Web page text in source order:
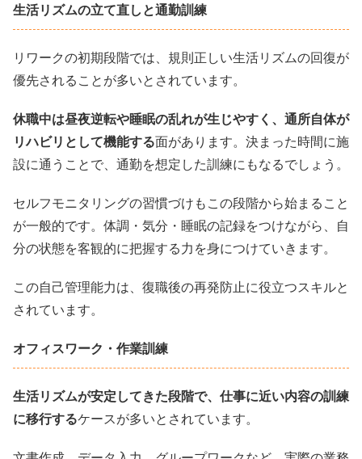
生活リズムの立て直しと通勤訓練
リワークの初期段階では、規則正しい生活リズムの回復が
優先されることが多いとされています。
休職中は昼夜逆転や睡眠の乱れが生じやすく、通所自体が
リハビリとして機能する面があります。決まった時間に施
設に通うことで、通勤を想定した訓練にもなるでしょう。
セルフモニタリングの習慣づけもこの段階から始まること
が一般的です。体調・気分・睡眠の記録をつけながら、自
分の状態を客観的に把握する力を身につけていきます。
この自己管理能力は、復職後の再発防止に役立つスキルと
されています。
オフィスワーク・作業訓練
生活リズムが安定してきた段階で、仕事に近い内容の訓練
に移行するケースが多いとされています。